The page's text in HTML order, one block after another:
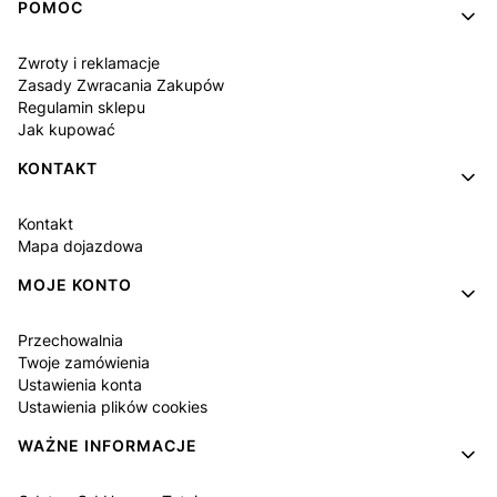
POMOC
Zwroty i reklamacje
Zasady Zwracania Zakupów
Regulamin sklepu
Jak kupować
KONTAKT
Kontakt
Mapa dojazdowa
MOJE KONTO
Przechowalnia
Twoje zamówienia
Ustawienia konta
Ustawienia plików cookies
WAŻNE INFORMACJE